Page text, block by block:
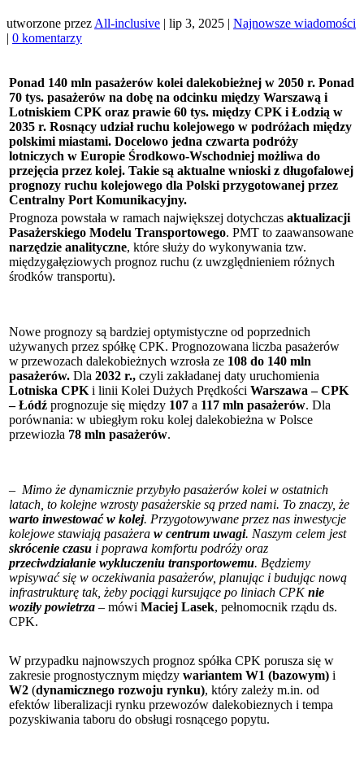
utworzone przez All-inclusive | lip 3, 2025 | Najnowsze wiadomości
| 0 komentarzy
Ponad 140 mln pasażerów kolei dalekobieżnej w 2050 r. Ponad
70 tys. pasażerów na dobę na odcinku między Warszawą i
Lotniskiem CPK oraz prawie 60 tys. między CPK i Łodzią w
2035 r. Rosnący udział ruchu kolejowego w podróżach między
polskimi miastami. Docelowo jedna czwarta podróży
lotniczych w Europie Środkowo-Wschodniej możliwa do
przejęcia przez kolej. Takie są aktualne wnioski z długofalowej
prognozy ruchu kolejowego dla Polski przygotowanej przez
Centralny Port Komunikacyjny.
Prognoza powstała w ramach największej dotychczas aktualizacji
Pasażerskiego Modelu Transportowego. PMT to zaawansowane
narzędzie analityczne, które służy do wykonywania tzw.
międzygałęziowych prognoz ruchu (z uwzględnieniem różnych
środków transportu).
Nowe prognozy są bardziej optymistyczne od poprzednich
używanych przez spółkę CPK. Prognozowana liczba pasażerów
w przewozach dalekobieżnych wzrosła ze 108 do 140 mln
pasażerów. Dla 2032 r., czyli zakładanej daty uruchomienia
Lotniska CPK i linii Kolei Dużych Prędkości Warszawa – CPK
– Łódź prognozuje się między 107 a 117 mln pasażerów. Dla
porównania: w ubiegłym roku kolej dalekobieżna w Polsce
przewiozła 78 mln pasażerów.
– Mimo że dynamicznie przybyło pasażerów kolei w ostatnich
latach, to kolejne wzrosty pasażerskie są przed nami. To znaczy, że
warto inwestować w kolej. Przygotowywane przez nas inwestycje
kolejowe stawiają pasażera w centrum uwagi. Naszym celem jest
skrócenie czasu i poprawa komfortu podróży oraz
przeciwdziałanie wykluczeniu transportowemu. Będziemy
wpisywać się w oczekiwania pasażerów, planując i budując nową
infrastrukturę tak, żeby pociągi kursujące po liniach CPKnie
woziły powietrza – mówi Maciej Lasek, pełnomocnik rządu ds.
CPK.
W przypadku najnowszych prognoz spółka CPK porusza się w
zakresie prognostycznym między wariantem W1 (bazowym) i
W2 (dynamicznego rozwoju rynku), który zależy m.in. od
efektów liberalizacji rynku przewozów dalekobieznych i tempa
pozyskiwania taboru do obsługi rosnącego popytu.